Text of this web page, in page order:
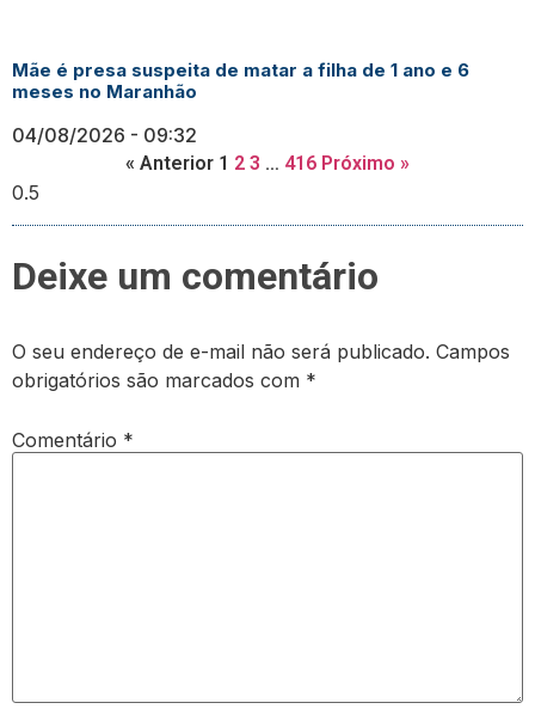
Mãe é presa suspeita de matar a filha de 1 ano e 6
meses no Maranhão
04/08/2026 09:32
« Anterior 1 2 3 … 416 Próximo »
Deixe um comentário
O seu endereço de e-mail não será publicado. Campos
obrigatórios são marcados com *
Comentário *